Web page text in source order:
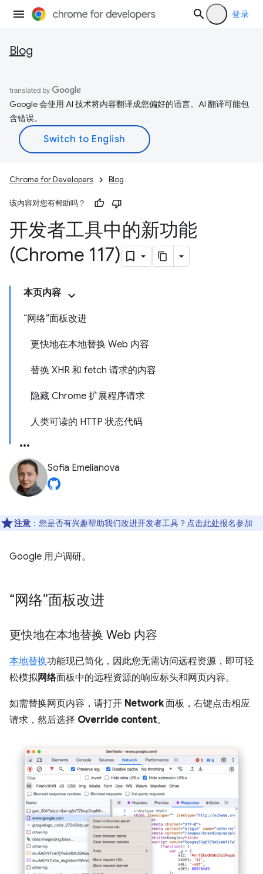
登录
Blog
Google 会使用 AI 技术将内容翻译成您偏好的语言。AI 翻译可能包
含错误。
Chrome for Developers Blog
该内容对您有帮助吗？
开发者工具中的新功能
(Chrome 117)
本页内容
“网络”面板改进
更快地在本地替换 Web 内容
替换 XHR 和 fetch 请求的内容
隐藏 Chrome 扩展程序请求
人类可读的 HTTP 状态代码
Sofia Emelianova
注意 ：您是否有兴趣帮助我们改进开发者工具？点击此处报名参加
Google 用户调研。
“网络”面板改进
更快地在本地替换 Web 内容
本地替换功能现已简化，因此您无需访问远程资源，即可轻
松模拟网络面板中的远程资源的响应标头和网页内容。
如需替换网页内容，请打开 Network面板，右键点击相应
请求，然后选择 Override content。